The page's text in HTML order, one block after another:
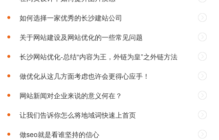
如何选择一家优秀的长沙建站公司‌
关于网站建设及网站优化的一些常见问题
长沙网站优化-总结“内容为王，外链为皇”之外链方法
做优化从这几方面考虑也许会更得心应手！
网站新闻对企业来说的意义何在？
让我们告诉你怎么将地域词快速上首页
做seo就是看谁坚持的信心